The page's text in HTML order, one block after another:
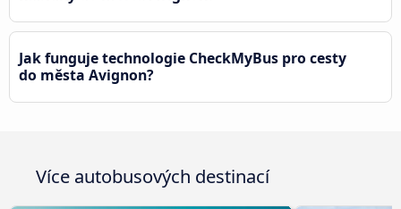
Jak funguje technologie CheckMyBus pro cesty
do města Avignon?
Více autobusových destinací